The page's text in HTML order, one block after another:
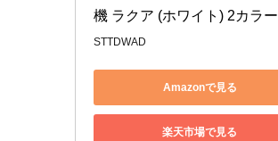
機 ラクア (ホワイト) 2カラー
STTDWAD
Amazonで見る
楽天市場で見る